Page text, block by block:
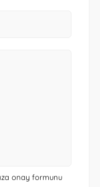
onay formunu